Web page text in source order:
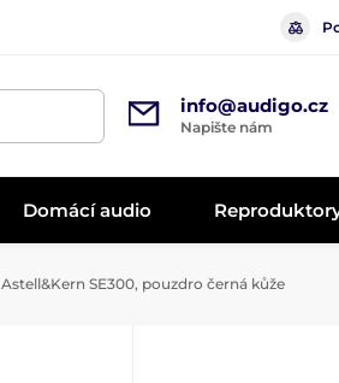
info@audigo.cz
Napište nám
Domácí audio
Astell&Kern SE300, pouzdro černá kůže